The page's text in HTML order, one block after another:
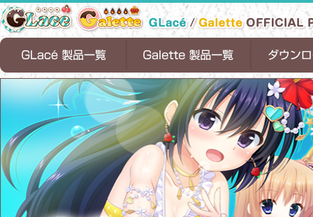
天ノ空レトロスペクト
恋式マニュアル
Timepiece Ensemble
1/2 summer
お兄ちゃん、右手の使用を禁止します！
２
ちっちゃな花嫁
お兄ちゃんティーチャー
ロリポップファクトリー
お兄ちゃん、右手の使用を禁止します。
ちっちゃらぶアパート
お兄ちゃんシェアリング
サンタフル☆サマー
お兄ちゃん、
します！[DL版]
ちっちゃらぶ
恋式マニュア
Timepiece
お兄ちゃんシ
サンタフル☆
1/2